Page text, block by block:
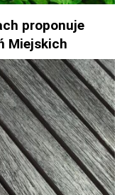
proponuje
Miejskich